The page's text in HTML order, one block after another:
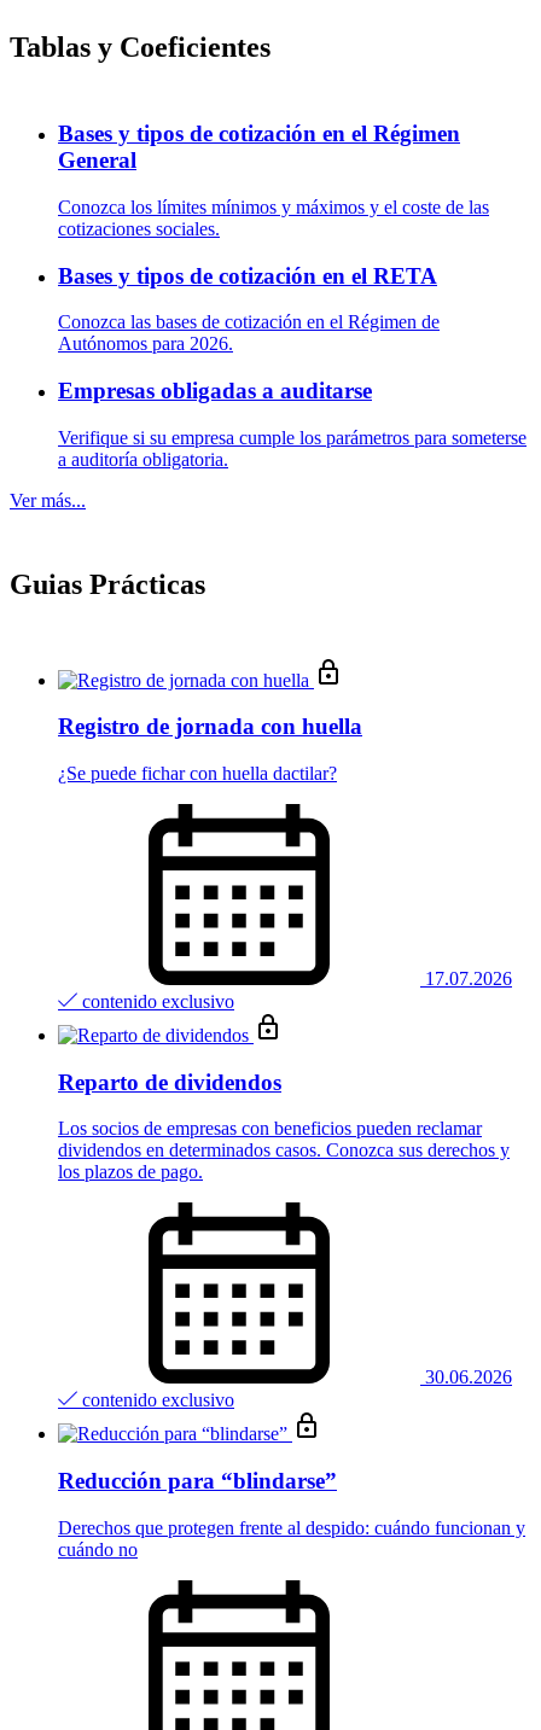
Tablas y Coeficientes
Bases y tipos de cotización en el Régimen
General
Conozca los límites mínimos y máximos y el coste de las
cotizaciones sociales.
Bases y tipos de cotización en el RETA
Conozca las bases de cotización en el Régimen de
Autónomos para 2026.
Empresas obligadas a auditarse
Verifique si su empresa cumple los parámetros para someterse
a auditoría obligatoria.
Ver más...
Guias Prácticas
Registro de jornada con huella
¿Se puede fichar con huella dactilar?
17.07.2026
contenido exclusivo
Reparto de dividendos
Los socios de empresas con beneficios pueden reclamar
dividendos en determinados casos. Conozca sus derechos y
los plazos de pago.
30.06.2026
contenido exclusivo
Reducción para “blindarse”
Derechos que protegen frente al despido: cuándo funcionan y
cuándo no